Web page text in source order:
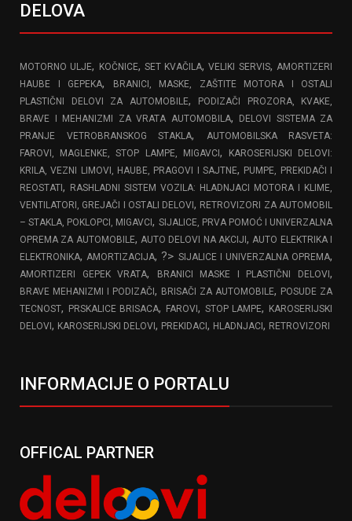
DELOVA
MOTORNO ULJE, KOČNICE, SET KVAČILA,VELIKI SERVIS,AMORTIZERI
HAUBE I GEPEKA,
BRANICI, MASKE, ZAŠTITE MOTORA I OSTALI
PLASTIČNI DELOVI ZA AUTOMOBILE,
PODIZAČI PROZORA, KVAKE,
BRAVE I MEHANIZMI ZA VRATA AUTOMOBILA,
DELOVI SISTEMA ZA
PRANJE VETROBRANSKOG STAKLA,
AUTOMOBILSKA RASVETA:
FAROVI, MAGLENKE, STOP LAMPE, MIGAVCI ,
KAROSERIJSKI DELOVI:
KRILA, VEZNI LIMOVI, HAUBE, PRAGOVI I SAJTNE, PUMPE, PREKIDAČI I
REOSTATI ,
RASHLADNI SISTEM VOZILA: HLADNJACI MOTORA I KLIME,
VENTILATORI, GREJAČI I OSTALI DELOVI, RETROVIZORI ZA AUTOMOBIL
– STAKLA, POKLOPCI, MIGAVCI, SIJALICE, PRVA POMOĆ I UNIVERZALNA
OPREMA ZA AUTOMOBILE,AUTO DELOVI NA AKCIJI,AUTO ELEKTRIKA I
ELEKTRONIKA,AMORTIZACIJA, ?> SIJALICE I UNIVERZALNA OPREMA,
AMORTIZERI GEPEK VRATA, BRANICI MASKE I PLASTIČNI DELOVI,
BRAVE MEHANIZMI I PODIZAČI , BRISAČI ZA AUTOMOBILE, POSUDE ZA
TECNOST, PRSKALICE BRISACA, FAROVI, STOP LAMPE,
KAROSERIJSKI
DELOVI , KAROSERIJSKI DELOVI , PREKIDACI , HLADNJACI , RETROVIZORI
INFORMACIJE O PORTALU
OFFICAL PARTNER